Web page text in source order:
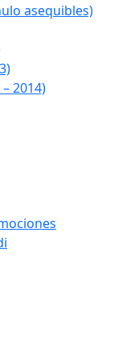
asequibles)
2014)